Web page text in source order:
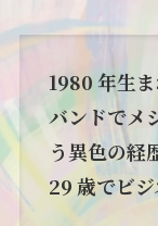
1980 年生
バンドでメ
う異色の経
29 歳でビジ